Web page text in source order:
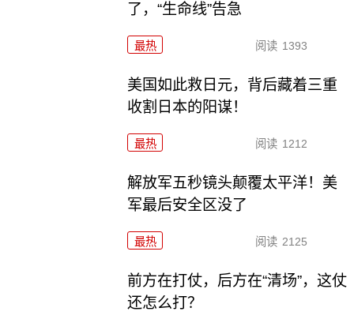
了，“生命线”告急
最热 阅读 1393
美国如此救日元，背后藏着三重
收割日本的阳谋！
最热 阅读 1212
解放军五秒镜头颠覆太平洋！美
军最后安全区没了
最热 阅读 2125
前方在打仗，后方在“清场”，这仗
还怎么打？